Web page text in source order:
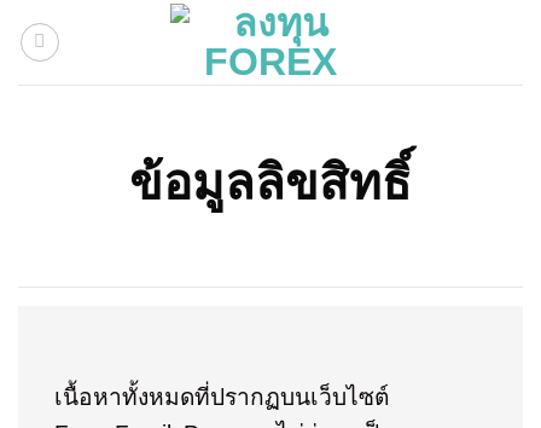
ข้อมูลลิขสิทธิ์
เนื้อหาทั้งหมดที่ปรากฏบนเว็บไซต์